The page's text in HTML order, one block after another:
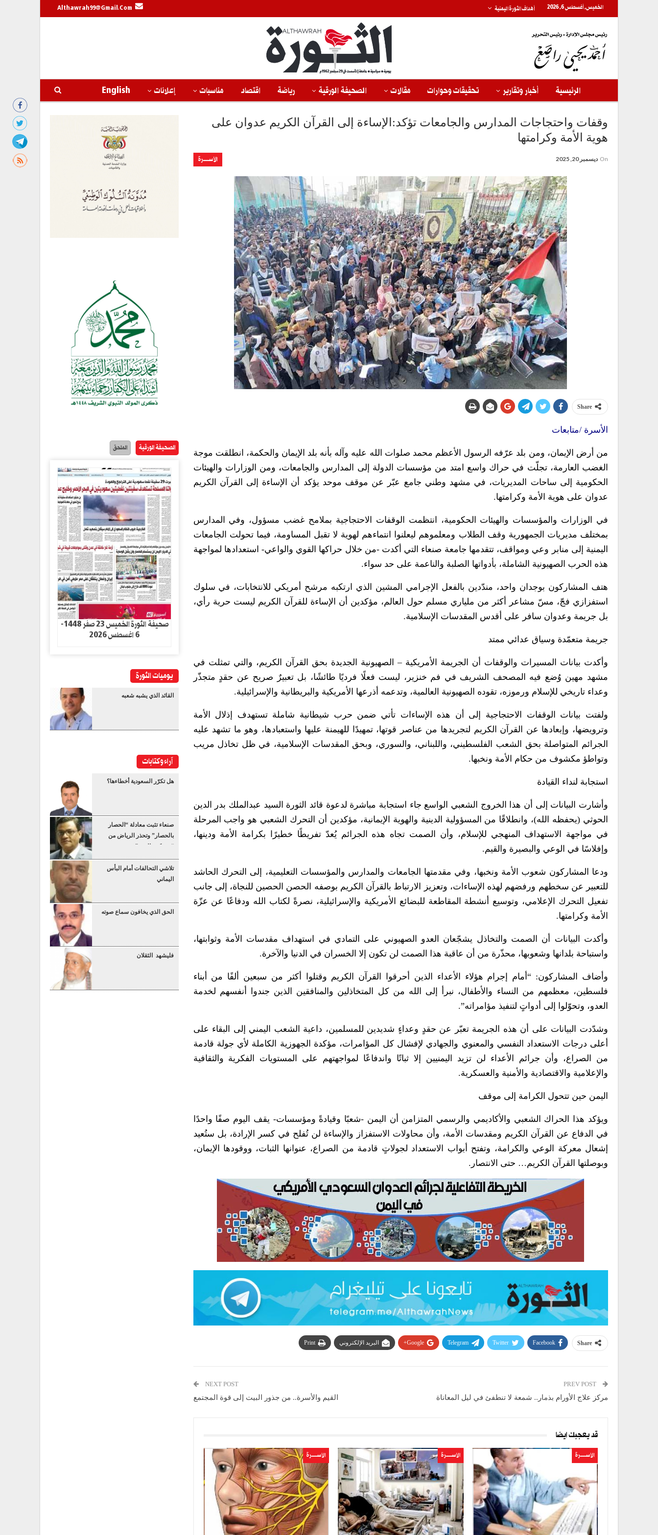
الخميس, أغسطس 6, 2026 أهداف الثورة اليمنية Althawrah99@gmail.com
الرئيسية أخبار وتقارير تحقيقات وحوارات مقالات الصحيفة الورقية رياضة اقتصاد مناسبات إعلانات English
وقفات واحتجاجات المدارس والجامعات تؤكد:الإساءة إلى القرآن الكريم عدوان على
هوية الأمة وكرامتها
الأســــــرة On ديسمبر 20, 2025
Share
الأسرة /متابعات
من أرض الإيمان، ومن بلد عرّفه الرسول الأعظم محمد صلوات الله عليه وآله بأنه بلد الإيمان والحكمة، انطلقت موجة
الغضب العارمة، تجلّت في حراك واسع امتد من مؤسسات الدولة إلى المدارس والجامعات، ومن الوزارات والهيئات
الحكومية إلى ساحات المديريات، في مشهد وطني جامع عبّر عن موقف موحد يؤكد أن الإساءة إلى القرآن الكريم
عدوان على هوية الأمة وكرامتها.
في الوزارات والمؤسسات والهيئات الحكومية، انتظمت الوقفات الاحتجاجية بملامح غضب مسؤول، وفي المدارس
بمختلف مديريات الجمهورية وقف الطلاب ومعلموهم ليعلنوا انتماءهم لهوية لا تقبل المساومة، فيما تحولت الجامعات
اليمنية إلى منابر وعي ومواقف، تتقدمها جامعة صنعاء التي أكدت -من خلال حراكها القوي والواعي- استعدادها لمواجهة
هذه الحرب الصهيونية الشاملة، بأدواتها الصلبة والناعمة على حد سواء.
هتف المشاركون بوجدان واحد، مندّدين بالفعل الإجرامي المشين الذي ارتكبه مرشح أمريكي للانتخابات، في سلوك
استفزازي فجّ، مسّ مشاعر أكثر من ملياري مسلم حول العالم، مؤكدين أن الإساءة للقرآن الكريم ليست حرية رأي،
بل جريمة وعدوان سافر على أقدس المقدسات الإسلامية.
جريمة متعمّدة وسياق عدائي ممتد
وأكدت بيانات المسيرات والوقفات أن الجريمة الأمريكية – الصهيونية الجديدة بحق القرآن الكريم، والتي تمثلت في
مشهد مهين وُضع فيه المصحف الشريف في فم خنزير، ليست فعلًا فرديًا طائشًا، بل تعبيرٌ صريح عن حقدٍ متجذّر
وعداء تاريخي للإسلام ورموزه، تقوده الصهيونية العالمية، وتدعمه أذرعها الأمريكية والبريطانية والإسرائيلية.
ولفتت بيانات الوقفات الاحتجاجية إلى أن هذه الإساءات تأتي ضمن حرب شيطانية شاملة تستهدف إذلال الأمة
وترويضها، وإبعادها عن القرآن الكريم لتجريدها من عناصر قوتها، تمهيدًا للهيمنة عليها واستعبادها، وهو ما تشهد عليه
الجرائم المتواصلة بحق الشعب الفلسطيني، واللبناني، والسوري، وبحق المقدسات الإسلامية، في ظل تخاذل مريب
وتواطؤ مكشوف من حكام الأمة ونخبها.
استجابة لنداء القيادة
وأشارت البيانات إلى أن هذا الخروج الشعبي الواسع جاء استجابة مباشرة لدعوة قائد الثورة السيد عبدالملك بدر الدين
الحوثي (يحفظه الله)، وانطلاقًا من المسؤولية الدينية والهوية الإيمانية، مؤكدين أن التحرك الشعبي هو واجب المرحلة
في مواجهة الاستهداف المنهجي للإسلام، وأن الصمت تجاه هذه الجرائم يُعدّ تفريطًا خطيرًا بكرامة الأمة ودينها،
وإفلاسًا في الوعي والبصيرة والقيم.
ودعا المشاركون شعوب الأمة ونخبها، وفي مقدمتها الجامعات والمدارس والمؤسسات التعليمية، إلى التحرك الحاشد
للتعبير عن سخطهم ورفضهم لهذه الإساءات، وتعزيز الارتباط بالقرآن الكريم بوصفه الحصن الحصين للنجاة، إلى جانب
تفعيل التحرك الإعلامي، وتوسيع أنشطة المقاطعة للبضائع الأمريكية والإسرائيلية، نصرةً لكتاب الله ودفاعًا عن عزّة
الأمة وكرامتها.
وأكدت البيانات أن الصمت والتخاذل يشجّعان العدو الصهيوني على التمادي في استهداف مقدسات الأمة وثوابتها،
واستباحة بلدانها وشعوبها، محذّرة من أن عاقبة هذا الصمت لن تكون إلا الخسران في الدنيا والآخرة.
وأضاف المشاركون: “أمام إجرام هؤلاء الأعداء الذين أحرقوا القرآن الكريم وقتلوا أكثر من سبعين ألفًا من أبناء
فلسطين، معظمهم من النساء والأطفال، نبرأ إلى الله من كل المتخاذلين والمنافقين الذين جندوا أنفسهم لخدمة
العدو، وتحوّلوا إلى أدواتٍ لتنفيذ مؤامراته”.
وشدّدت البيانات على أن هذه الجريمة تعبّر عن حقدٍ وعداءٍ شديدين للمسلمين، داعية الشعب اليمني إلى البقاء على
أعلى درجات الاستعداد النفسي والمعنوي والجهادي لإفشال كل المؤامرات، مؤكدة الجهوزية الكاملة لأي جولة قادمة
من الصراع، وأن جرائم الأعداء لن تزيد اليمنيين إلا ثباتًا واندفاعًا لمواجهتهم على المستويات الفكرية والثقافية
والإعلامية والاقتصادية والأمنية والعسكرية.
اليمن حين تتحول الكرامة إلى موقف
ويؤكد هذا الحراك الشعبي والأكاديمي والرسمي المتزامن أن اليمن -شعبًا وقيادةً ومؤسسات- يقف اليوم صفًا واحدًا
في الدفاع عن القرآن الكريم ومقدسات الأمة، وأن محاولات الاستفزاز والإساءة لن تُفلح في كسر الإرادة، بل ستُعيد
إشعال معركة الوعي والكرامة، وتفتح أبواب الاستعداد لجولاتٍ قادمة من الصراع، عنوانها الثبات، ووقودها الإيمان،
وبوصلتها القرآن الكريم… حتى الانتصار.
Share
Facebook
Twitter
Telegram
Google+ البريد الإلكتروني Print
مركز علاج الأورام بذمار.. شمعة لا تنطفئ في ليل المعاناة
NEXT POST
القيم والأسرة.. من جذور البيت إلى قوة المجتمع
قد يعجبك ايضا
الأســــــرة الأســــــرة الأســــــرة
الصحيفة الورقية الملحق
صحيفة الثورة الخميس 23 صفر 1448-
6 اغسطس 2026
يوميات الثورة
القائد الذي يشبه شعبه
آراء وكتابات
هل تكرّر السعودية أخطاءها؟
صنعاء تثبت معادلة “الحصار
بالحصار” وتحذر الرياض من
“عسكرة البحر”
تلاشي التحالفات أمام البأس
اليماني
الحق الذي يخافون سماع صوته
فليشهد الثقلان